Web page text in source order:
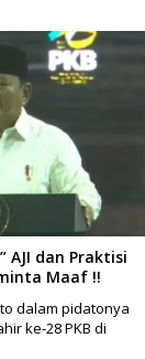
AJI dan Praktisi
Maaf !!
dalam pidatonya
ke-28 PKB di